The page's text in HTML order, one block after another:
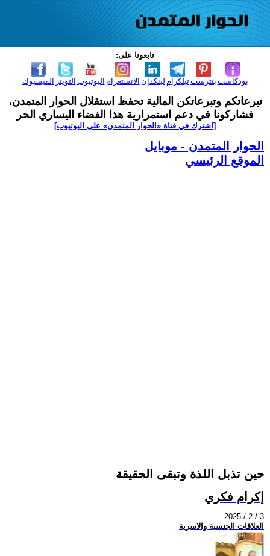
تابعونا على:
الفيسبوك التويتر اليوتيوب الانستغرام لينكدإن تيلكرامبنترست بودكاست
تبرعاتكم وتبرعاتكن المالية تحفظ استقلال الحوار المتمدن،
فشاركونا في دعم استمرارية هذا الفضاء اليساري الحر
[اشترك في قناة ‫«الحوار المتمدن» على اليوتيوب]
الحوار المتمدن - موبايل
الموقع الرئيسي
حين تذبل اللذة وتبقى الحقيقة
إكرام فكري
2025 / 2 / 3
العلاقات الجنسية والاسرية